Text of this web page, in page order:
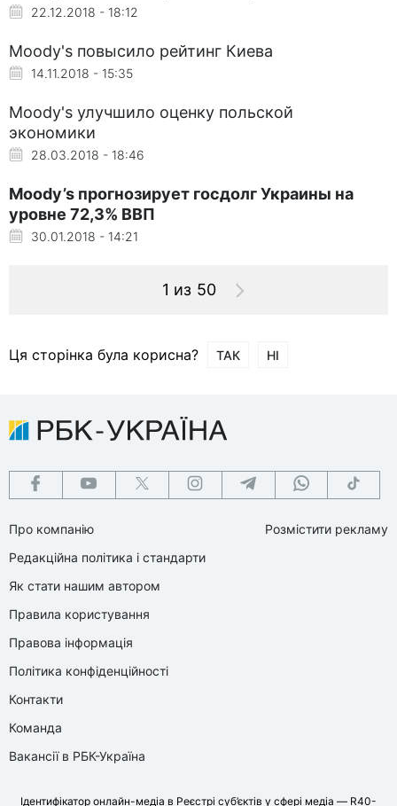
22.12.2018 - 18:12
Moody's повысило рейтинг Киева
14.11.2018 - 15:35
Moody's улучшило оценку польской
экономики
28.03.2018 - 18:46
Moody’s прогнозирует госдолг Украины на
уровне 72,3% ВВП
30.01.2018 - 14:21
1 из 50
Ця сторінка була корисна? ТАК НІ
Про компанію
Редакційна політика і стандарти
Як стати нашим автором
Правила користування
Правова інформація
Політика конфіденційності
Контакти
Команда
Вакансії в РБК-Україна
Розмістити рекламу
Ідентифікатор онлайн-медіа в Реєстрі суб’єктів у сфері медіа — R40-